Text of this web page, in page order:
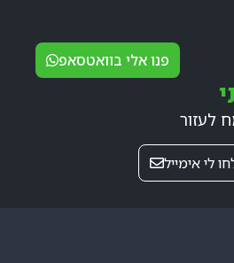
לעזור
פנו אלי בוואטסאפ
לי אימייל